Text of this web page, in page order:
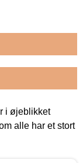
i øjeblikket
alle har et stort